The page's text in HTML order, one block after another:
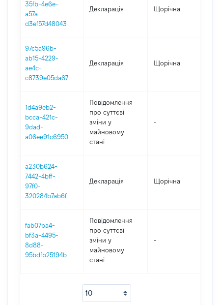
35fb-4e6e-
a57a-
d3ef57d48043
Декларація Щорічна
97c5a96b-
ab15-4229-
ae4c-
c8739e05da67
Декларація Щорічна
1d4a9eb2-
bcca-421c-
9dad-
a06ee91c6950
Повідомлення
про суттєві
зміни y
майновому
стані
-
a230b624-
7442-4bff-
97f0-
320284b7ab6f
Декларація Щорічна
fab07ba4-
bf3a-4495-
8d88-
95bdfb25194b
Повідомлення
про суттєві
зміни y
майновому
стані
-